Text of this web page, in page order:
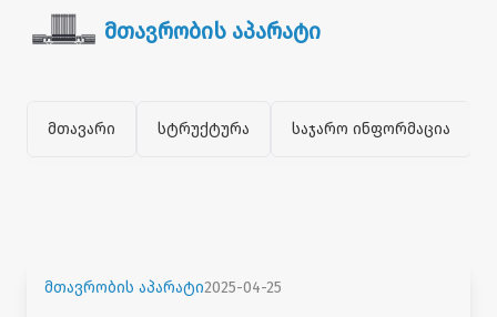
მთავრობის აპარატი
მთავარი სტრუქტურა საჯარო ინფორმაცია
მთავრობის აპარატი2025-04-25